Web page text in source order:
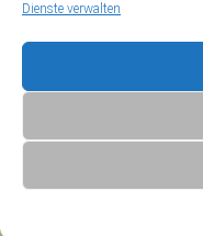
Dienste verwalten